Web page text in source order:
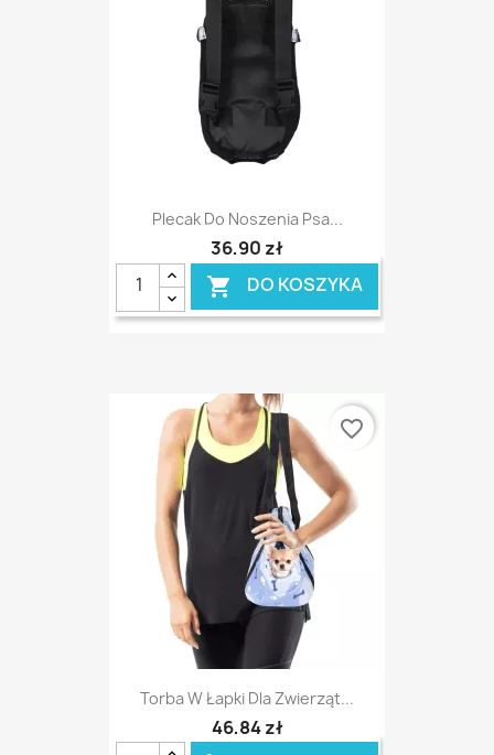
Plecak Do Noszenia Psa...
36,90 zł
 DO KOSZYKA
Torba W Łapki Dla Zwierząt...
46,84 zł
favorite_border